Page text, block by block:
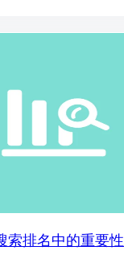
索排名中的重要性